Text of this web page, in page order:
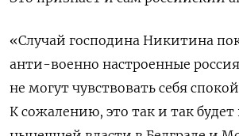
«Случай господина Никитина
анти-военно настроенные
не могут чувствовать себя
К сожалению, это так и так